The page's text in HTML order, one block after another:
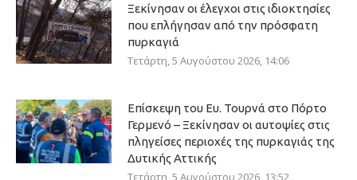
Ξεκίνησαν οι έλεγχοι στις ιδιοκτησίες
που επλήγησαν από την πρόσφατη
πυρκαγιά
Τετάρτη, 5 Αυγούστου 2026, 14:06
Επίσκεψη του Ευ. Τουρνά στο Πόρτο
Γερμενό – Ξεκίνησαν οι αυτοψίες στις
πληγείσες περιοχές της πυρκαγιάς της
Δυτικής Αττικής
Τετάρτη, 5 Αυγούστου 2026, 13:52